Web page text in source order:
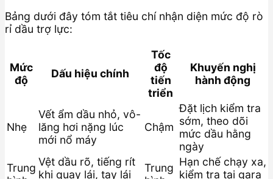
Bảng dưới đây tóm tắt tiêu chí nhận diện mức độ rò
rỉ dầu trợ lực:
Mức
độ
Dấu hiệu chính
Tốc
độ
tiến
triển
Khuyến nghị
hành động
Nhẹ
Vết ẩm dầu nhỏ, vô-
lăng hơi nặng lúc
mới nổ máy
Chậm
Đặt lịch kiểm tra
sớm, theo dõi
mức dầu hằng
ngày
Trung Vệt dầu rõ, tiếng rít
khi quay lái, tay lái
Trung Hạn chế chạy xa,
kiểm tra tại gara